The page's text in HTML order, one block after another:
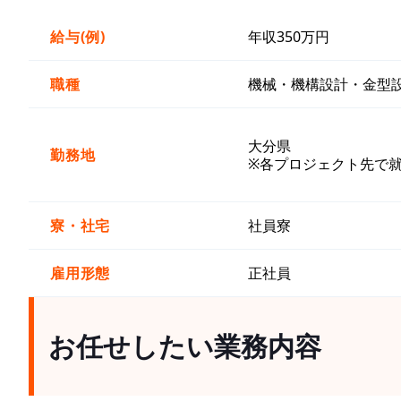
給与(例) 年収350万円
職種 機械・機構設計・金型
勤務地
大分県
※各プロジェクト先で就
寮・社宅 社員寮
雇用形態 正社員
お任せしたい業務内容